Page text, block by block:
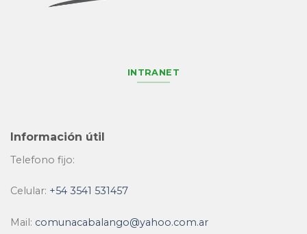
INTRANET
Información útil
Telefono fijo:
Celular: +54 3541 531457
Mail: comunacabalango@yahoo.com.ar